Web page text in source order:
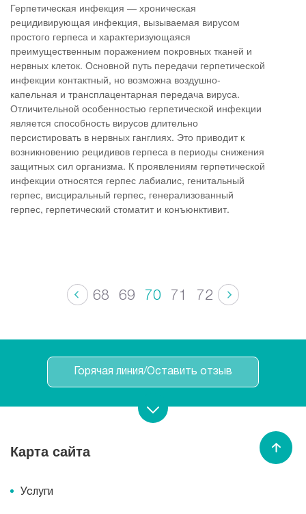
Герпетическая инфекция — хроническая
рецидивирующая инфекция, вызываемая вирусом
простого герпеса и характеризующаяся
преимущественным поражением покровных тканей и
нервных клеток. Основной путь передачи герпетической
инфекции контактный, но возможна воздушно-
капельная и трансплацентарная передача вируса.
Отличительной особенностью герпетической инфекции
является способность вирусов длительно
персистировать в нервных ганглиях. Это приводит к
возникновению рецидивов герпеса в периоды снижения
защитных сил организма. К проявлениям герпетической
инфекции относятся герпес лабиалис, генитальный
герпес, висциральный герпес, генерализованный
герпес, герпетический стоматит и конъюнктивит.
68 69 70 71 72
Горячая линия/Оставить отзыв
Записаться на прием
Карта сайта
Услуги